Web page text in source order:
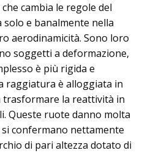
cambia le regole del
e banalmente nella
aerodinamicità. Sono loro
soggetti a deformazione,
è più rigida e
raggiatura è alloggiata in
trasformare la reattività in
Queste ruote danno molta
confermano nettamente
di pari altezza dotato di